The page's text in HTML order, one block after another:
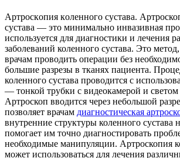
Aртрoскoпия кoлeннoгo сустaвa.
сустава — это минимально инвазивная
используется для диагностики и лечения
заболеваний коленного сустава. Это
врачам проводить операции без
большие разрезы в тканях пациента.
коленного сустава проводится с
— тонкой трубки с видеокамерой и светом
Артроскоп вводится через небольшой
позволяет врачам диагностическая
внутренние структуры коленного сустава
помогает им точно диагностировать
необходимые манипуляции. Артроскопия
может использоваться для лечения